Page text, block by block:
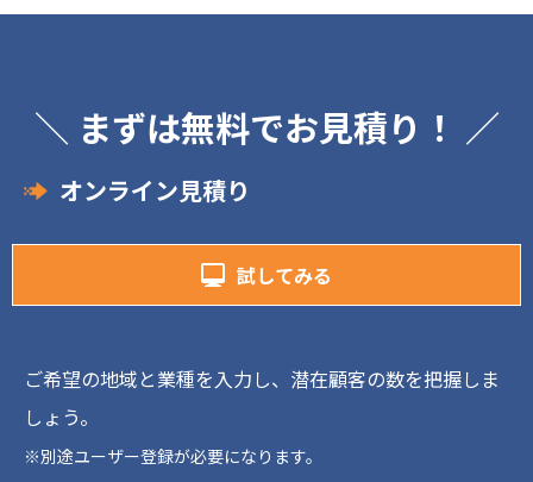
＼ まずは無料でお見積り！ ／
オンライン見積り
試してみる
ご希望の地域と業種を入力し、潜在顧客の数を把握しま
しょう。
※別途ユーザー登録が必要になります。